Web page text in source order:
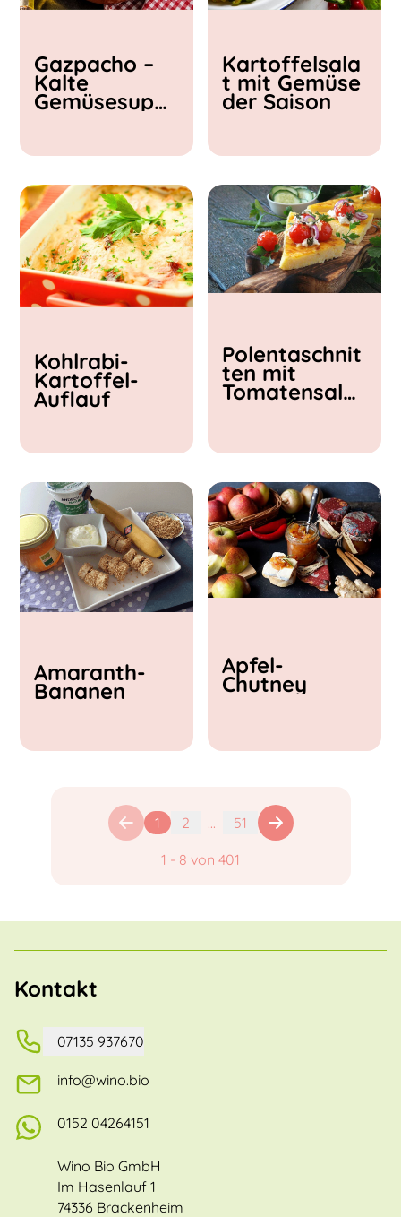
< 15 min
15 - 30 min
30 - 60 min
Gazpacho –
Kalte
Gemüsesupp
Kartoffelsala
t mit Gemüse
der Saison
Kohlrabi-
Kartoffel-
Auflauf
Polentaschnit
ten mit
Tomatensalat
Amaranth-
Bananen
Apfel-
Chutney
1 2 ... 51
1 - 8 von 401
Kontakt
07135 937670
info@wino.bio
0152 04264151
Wino Bio GmbH
Im Hasenlauf 1
74336 Brackenheim